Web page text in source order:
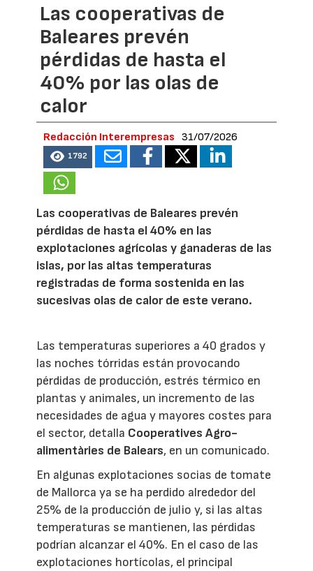
Las cooperativas de
Baleares prevén
pérdidas de hasta el
40% por las olas de
calor
Redacción Interempresas 31/07/2026
1792
Las cooperativas de Baleares prevén
pérdidas de hasta el 40% en las
explotaciones agrícolas y ganaderas de las
islas, por las altas temperaturas
registradas de forma sostenida en las
sucesivas olas de calor de este verano.
Las temperaturas superiores a 40 grados y
las noches tórridas están provocando
pérdidas de producción, estrés térmico en
plantas y animales, un incremento de las
necesidades de agua y mayores costes para
el sector, detalla Cooperatives Agro-
alimentàries de Balears, en un comunicado.
En algunas explotaciones socias de tomate
de Mallorca ya se ha perdido alrededor del
25% de la producción de julio y, si las altas
temperaturas se mantienen, las pérdidas
podrían alcanzar el 40%. En el caso de las
explotaciones hortícolas, el principal